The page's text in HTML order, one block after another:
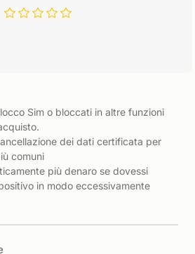
Sim o bloccati in altre funzioni
dei dati certificata per
comuni
più denaro se dovessi
in modo eccessivamente